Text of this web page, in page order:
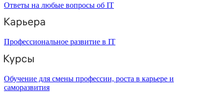
Ответы на любые вопросы об IT
Профессиональное развитие в IT
Обучение для смены профессии, роста в карьере и
саморазвития